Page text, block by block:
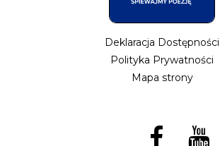
Deklaracja Dostępności
Polityka Prywatności
Mapa strony